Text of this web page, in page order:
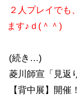
２人プレイでも
ます♪ｄ(＾＾)
(続き…)
菱川師宣「見返
【背中展】開